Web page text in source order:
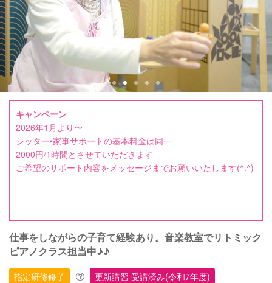
キャンペーン
2026年1月より〜
シッター•家事サポートの基本料金は同一
2000円/1時間とさせていただきます
ご希望のサポート内容をメッセージまでお願いいたします(^.^)
仕事をしながらの子育て経験あり。音楽教室でリトミック
ピアノクラス担当中♪♪
指定研修修了 更新講習 受講済み(令和7年度)